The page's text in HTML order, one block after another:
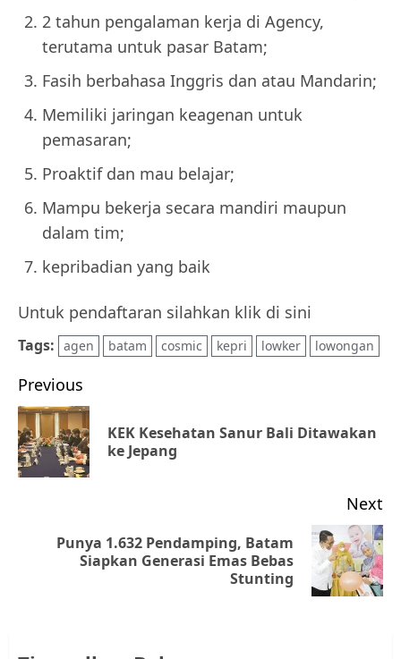
2 tahun pengalaman kerja di Agency,
terutama untuk pasar Batam;
Fasih berbahasa Inggris dan atau Mandarin;
Memiliki jaringan keagenan untuk
pemasaran;
Proaktif dan mau belajar;
Mampu bekerja secara mandiri maupun
dalam tim;
kepribadian yang baik
Untuk pendaftaran silahkan klik di sini
Tags: agen batam cosmic kepri lowker lowongan
Post
navigation
Previous
KEK Kesehatan Sanur Bali Ditawakan
ke Jepang
Next
Punya 1.632 Pendamping, Batam
Siapkan Generasi Emas Bebas
Stunting